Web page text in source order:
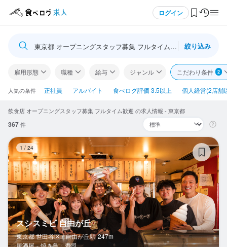
ログイン
ログイン・無料会員登録
食べログ求人TOP
求人検索
閲覧履歴
気になる求人
検索履歴・保存した条件
応募履歴
東京都 オープニングスタッフ募集 フルタイム歓迎 絞り込み
雇用形態 職種 給与 ジャンル こだわり条件 2
人気の条件 正社員 アルバイト 食べログ評価 3.5以上 個人経営(2店舗
飲食店 オープニングスタッフ募集 フルタイム歓迎 の求人情報 - 東京都
367件
1 / 24
スシスミビ 自由が丘
東京都 世田谷区 / 自由が丘駅 247m
居酒屋、焼き鳥、寿司